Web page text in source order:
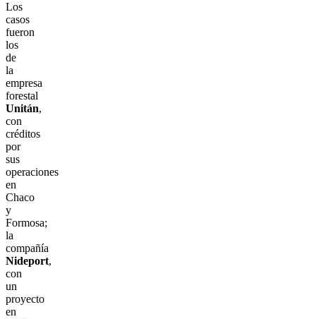
Los
casos
fueron
los
de
la
empresa
forestal
Unitán,
con
créditos
por
sus
operaciones
en
Chaco
y
Formosa;
la
compañía
Nideport,
con
un
proyecto
en